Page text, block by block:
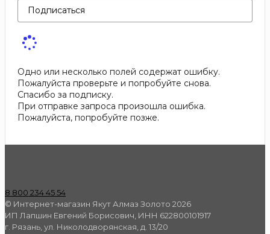
Подписаться
Одно или несколько полей содержат ошибку.
Пожалуйста проверьте и попробуйте снова.
Спасибо за подписку.
При отправке запроса произошла ошибка.
Пожалуйста, попробуйте позже.
8 800 234 45 54
© Интернет-магазин Якут Алмаз Золото 2026
ИП Лапшин Евгений Борисович, ИНН 622800101917
г. Рязань, ул. Николодворянская, д. 13/20